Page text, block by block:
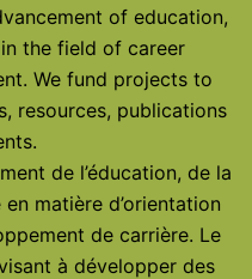
of education,
the field of career
We fund projects to
resources, publications
de l’éducation, de la
matière d’orientation
de carrière. Le
à développer des